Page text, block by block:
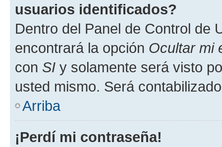
usuarios identificados?
Dentro del Panel de Control de
encontrará la opción Ocultar mi
con SI y solamente será visto
usted mismo. Será
Arriba
¡Perdí mi contraseña!